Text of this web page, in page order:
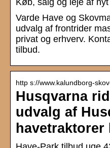
Varde Have og
udvalg af frontrider
privat og erhverv.
tilbud.
http s://www.kalundborg-
Husqvarna
udvalg af